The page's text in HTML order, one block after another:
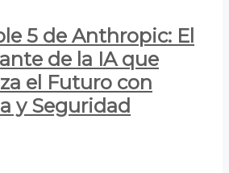
5 de Anthropic: El
de la IA que
el Futuro con
y Seguridad